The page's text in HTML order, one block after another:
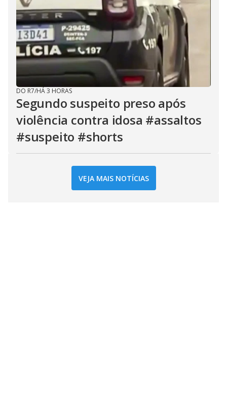
DO R7/HÁ 3 HORAS
Segundo suspeito preso após
violência contra idosa #assaltos
#suspeito #shorts
VEJA MAIS NOTÍCIAS